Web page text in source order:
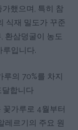
했으며, 특히 참
식재 밀도가 꾸준
환삼덩굴이 농도
루입니다.
루의 70%를 차지
합니다
꽃가루로 4월부터
레르기의 주요 원